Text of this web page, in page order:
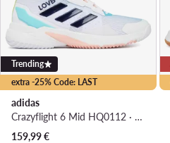
extra -25% Code: LAST
Trending
adidas
Crazyflight 6 Mid HQ0112 · Hallenschuhe
159,99€